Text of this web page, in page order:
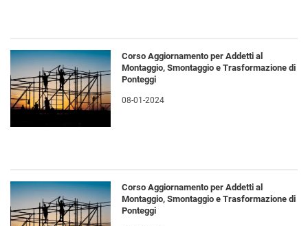
Corso Aggiornamento per Addetti al
Montaggio, Smontaggio e Trasformazione di
Ponteggi
08-01-2024
Corso Aggiornamento per Addetti al
Montaggio, Smontaggio e Trasformazione di
Ponteggi